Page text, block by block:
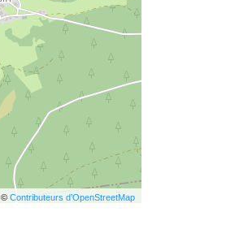
©Contributeurs d’OpenStreetMap